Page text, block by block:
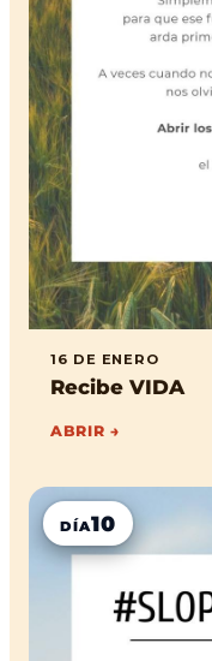
16 DE ENERO
Recibe VIDA
ABRIR →
DÍA10